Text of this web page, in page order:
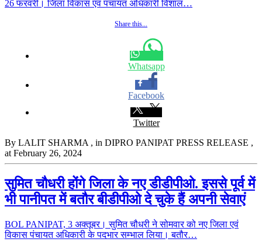
26 फरवरी। जिला विकास एवं पंचायत अधिकारी विशाल…
Share this...
Whatsapp
Facebook
Twitter
By LALIT SHARMA , in DIPRO PANIPAT PRESS RELEASE ,
at February 26, 2024
सुमित चौधरी होंगे जिला के नए डीडीपीओ. इससे पूर्व में
भी पानीपत में बतौर बीडीपीओ दे चुके हैं अपनी सेवाएं
BOL PANIPAT, 3 अक्तूबर। सुमित चौधरी ने सोमवार को नए जिला एवं
विकास पंचायत अधिकारी के पदभार सम्भाल लिया। बतौर…